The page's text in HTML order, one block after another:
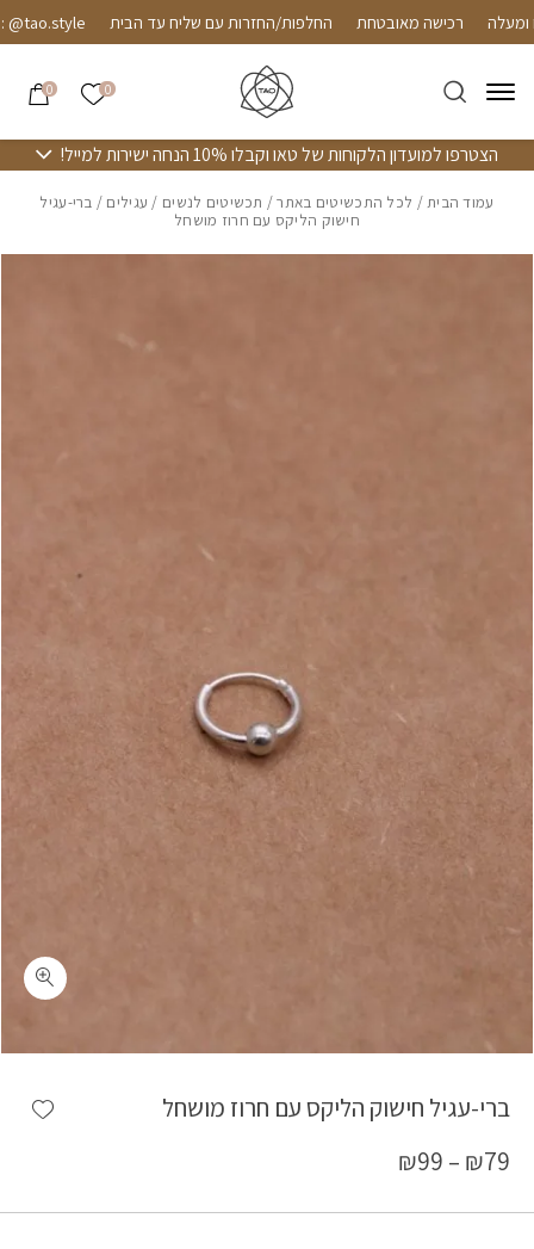
Skip to Contentרכישה מאובטחת החלפות/החזרות עם שליח עד הבית
0 הרשימה
0
הצטרפו למועדון הלקוחות של טאו וקבלו 10% הנחה ישירות למייל!
עמוד הבית/ לכל התכשיטים באתר/ תכשיטים לנשים / עגילים / ברי-עגיל
חישוק הליקס עם חרוז מושחל
ברי-עגיל חישוק הליקס עם חרוז מושחל
₪79
–
₪99
בחזרה למעלה